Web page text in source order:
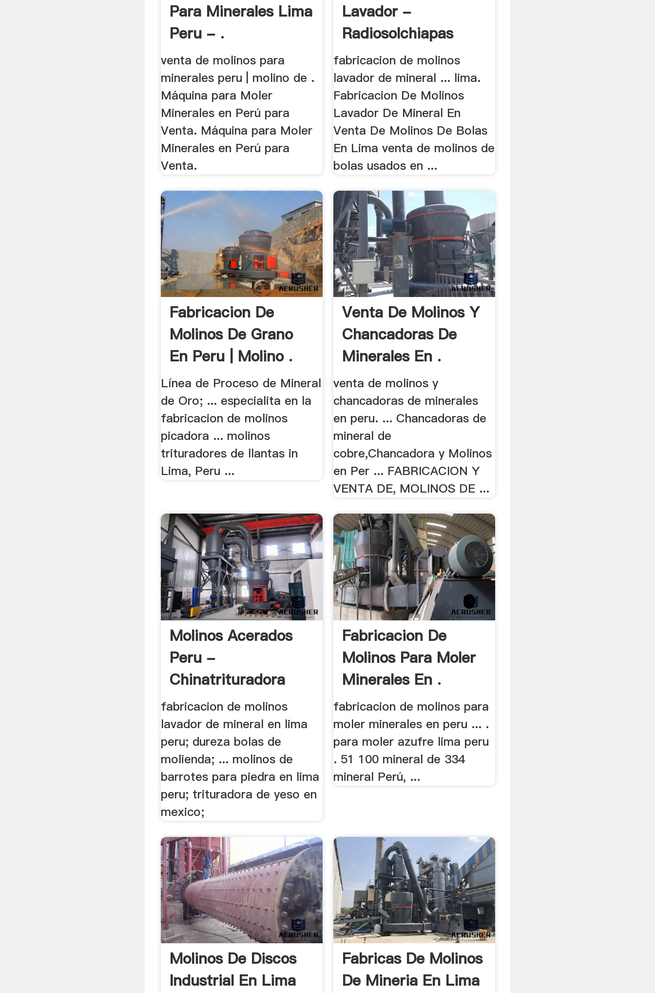
Para Minerales Lima
Peru - .
venta de molinos para
minerales peru | molino de .
Máquina para Moler
Minerales en Perú para
Venta. Máquina para Moler
Minerales en Perú para
Venta.
Lavador -
Radiosolchiapas
fabricacion de molinos
lavador de mineral ... lima.
Fabricacion De Molinos
Lavador De Mineral En
Venta De Molinos De Bolas
En Lima venta de molinos de
bolas usados en ...
Fabricacion De
Molinos De Grano
En Peru | Molino .
Línea de Proceso de Mineral
de Oro; ... especialita en la
fabricacion de molinos
picadora ... molinos
trituradores de llantas in
Lima, Peru ...
Venta De Molinos Y
Chancadoras De
Minerales En .
venta de molinos y
chancadoras de minerales
en peru. ... Chancadoras de
mineral de
cobre,Chancadora y Molinos
en Per ... FABRICACION Y
VENTA DE, MOLINOS DE ...
Molinos Acerados
Peru -
Chinatrituradora
fabricacion de molinos
lavador de mineral en lima
peru; dureza bolas de
molienda; ... molinos de
barrotes para piedra en lima
peru; trituradora de yeso en
mexico;
Fabricacion De
Molinos Para Moler
Minerales En .
fabricacion de molinos para
moler minerales en peru ... .
para moler azufre lima peru
. 51 100 mineral de 334
mineral Perú, ...
Molinos De Discos
Industrial En Lima
Fabricas De Molinos
De Mineria En Lima